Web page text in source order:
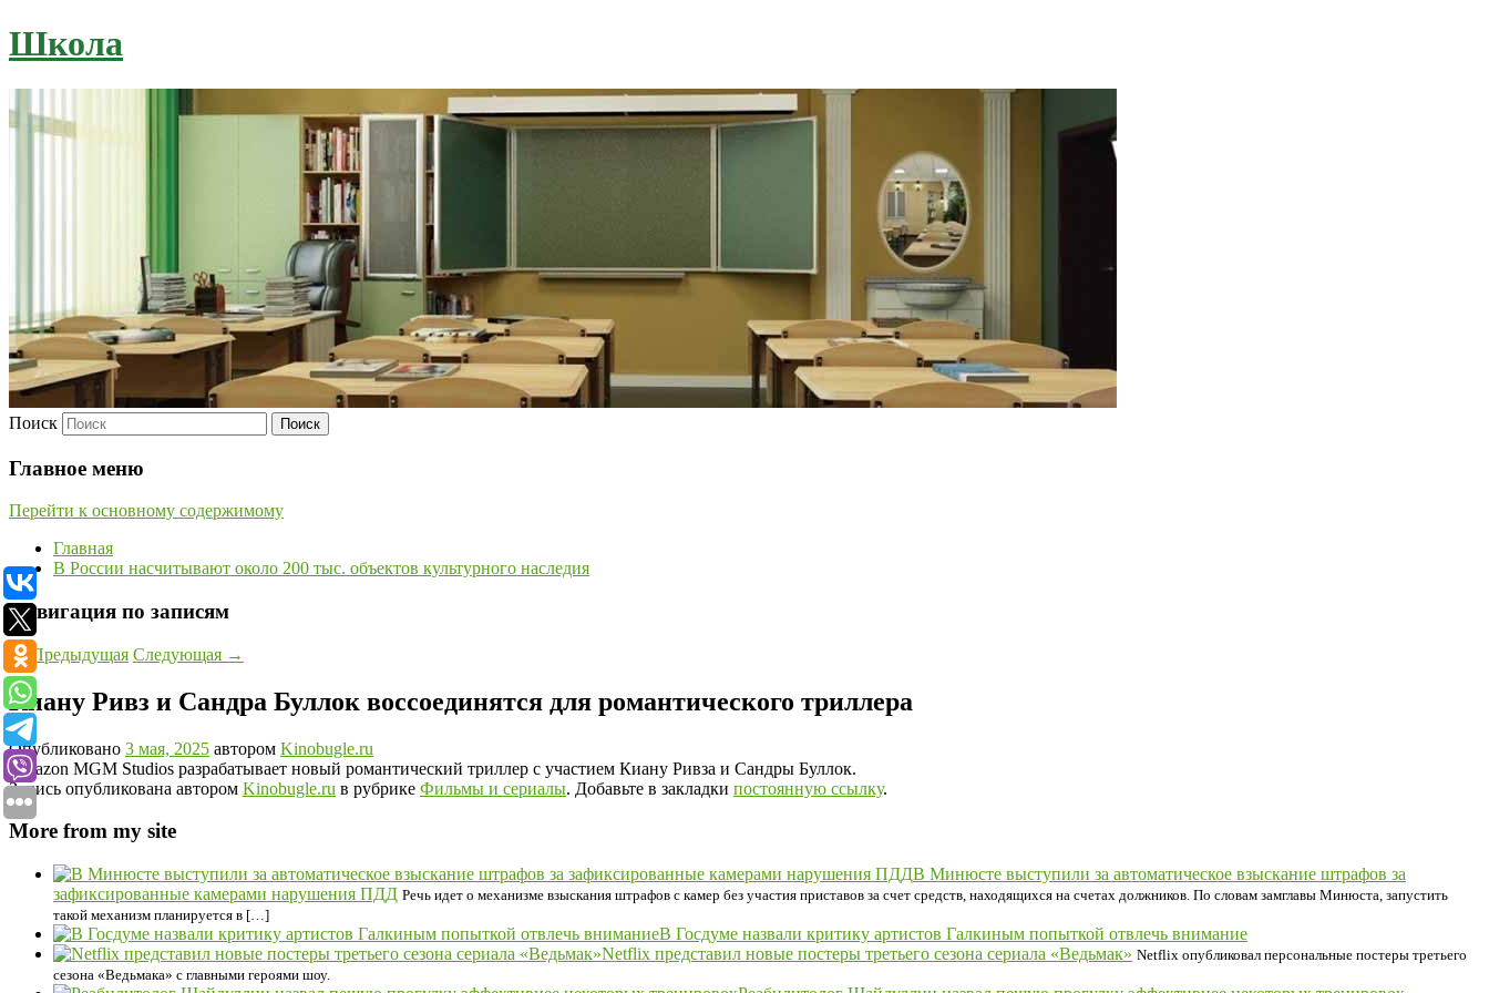
Школа
Поиск
Главное меню
Перейти к основному содержимому
Главная
В России насчитывают около 200 тыс. объектов культурного наследия
Навигация по записям
←Предыдущая Следующая →
Киану Ривз и Сандра Буллок воссоединятся для романтического триллера
Опубликовано 3 мая, 2025 автором Kinobugle.ru
Amazon MGM Studios разрабатывает новый романтический триллер с участием Киану Ривза и Сандры Буллок.
Запись опубликована автором Kinobugle.ru в рубрике Фильмы и сериалы. Добавьте в закладки постоянную ссылку.
More from my site
В Минюсте выступили за автоматическое взыскание штрафов за
зафиксированные камерами нарушения ПДД Речь идет о механизме взыскания штрафов с камер без участия приставов за счет средств, находящихся на счетах должников. По словам замглавы Минюста, запустить
такой механизм планируется в […]
В Госдуме назвали критику артистов Галкиным попыткой отвлечь внимание
Netflix представил новые постеры третьего сезона сериала «Ведьмак» Netflix опубликовал персональные постеры третьего
сезона «Ведьмака» с главными героями шоу.